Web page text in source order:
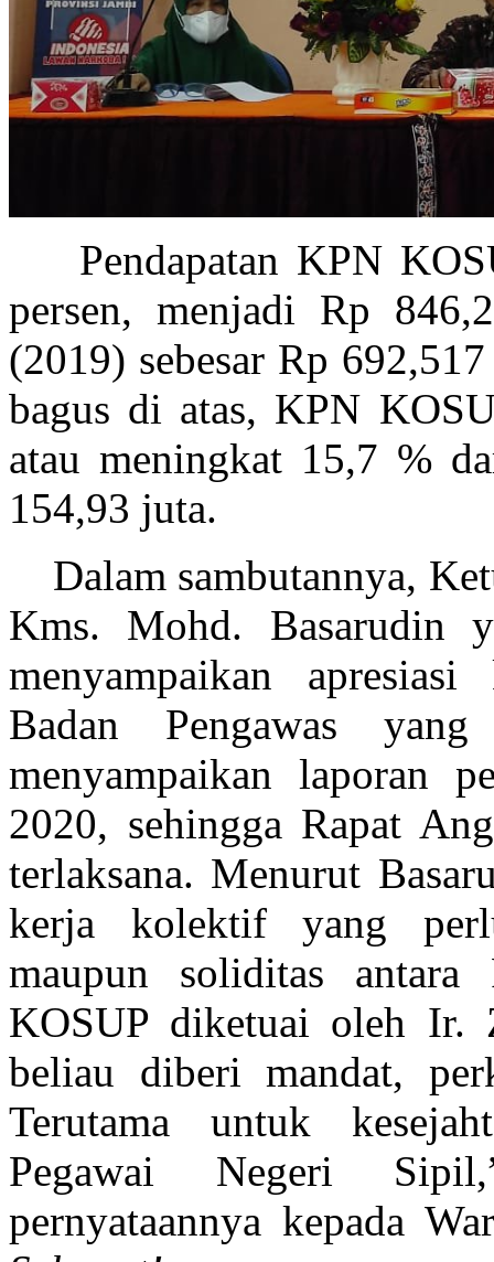
Pendapatan KPN
persen, menjadi Rp
(2019) sebesar Rp
bagus di atas, KPN
atau meningkat 15,7 %
154,93 juta.
Dalam sambutannya,
Kms. Mohd. Basarudin
menyampaikan
Badan Pengawas
menyampaikan laporan
2020, sehingga Rapat
terlaksana. Menurut
kerja kolektif yang
maupun soliditas antara
KOSUP diketuai oleh
beliau diberi mandat,
Terutama untuk
Pegawai Negeri
pernyataannya kepada